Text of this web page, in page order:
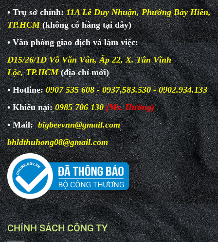
• Trụ sở chính:11A Lê Duy Nhuận, Phường Bảy Hiền,
TP.HCM (không có hàng tại đây)
• Văn phòng giao dịch và làmviệc:
D15/26/1D Võ Văn Vân, Ấp 22, X. Tân Vĩnh
Lộc, TP.HCM(địa chỉ mới)
• Hotline:0907 535 608 - 0937.583.530 - 0902.934.133
• Khiếu nại: 0985 706 130 (Ms. Hường)
• Mail:bigbeevnn@gmail.com
bhldthuhong08@gmail.com
CHÍNH SÁCH CÔNG TY